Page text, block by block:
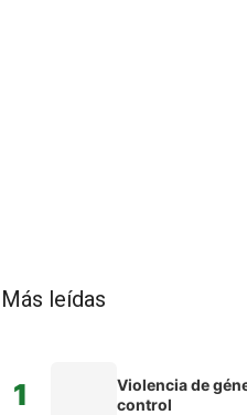
Más leídas
1
Violencia de
control